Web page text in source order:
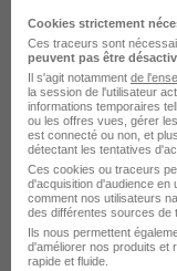
Conducteur
Voyageurs
Consortio
Toulouse - 31
Cette offre n’est
Cookies strictement
Ces traceurs sont
peuvent pas être
Il s'agit notamment de
la session de l'utilisateur
informations temporaires
ou les offres vues, gérer
est connecté ou non, et
détectant les tentatives
Ces cookies ou traceurs
d'acquisition d'audience en
comment nos utilisateurs
des différentes sources de
Ils nous permettent
d'améliorer nos produits et
rapide et fluide.